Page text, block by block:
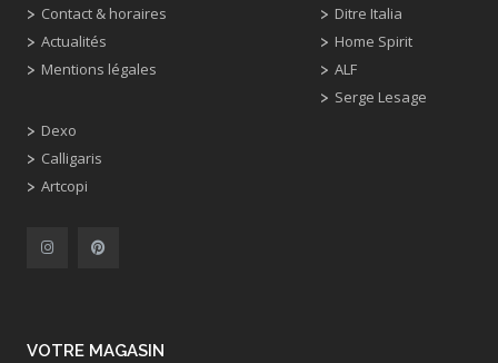
Contact & horaires
Actualités
Mentions légales
Dexo
Calligaris
Artcopi
Ditre Italia
Home Spirit
ALF
Serge Lesage
VOTRE MAGASIN